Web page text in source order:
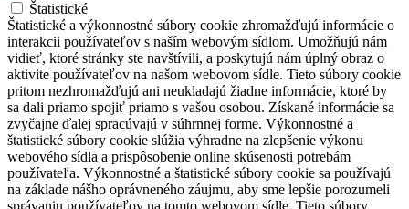
Štatistické
Štatistické a výkonnostné súbory cookie zhromažďujú informácie o
interakcii používateľov s naším webovým sídlom. Umožňujú nám
vidieť, ktoré stránky ste navštívili, a poskytujú nám úplný obraz o
aktivite používateľov na našom webovom sídle. Tieto súbory cookie
pritom nezhromažďujú ani neukladajú žiadne informácie, ktoré by
sa dali priamo spojiť priamo s vašou osobou. Získané informácie sa
zvyčajne ďalej spracúvajú v súhrnnej forme. Výkonnostné a
štatistické súbory cookie slúžia výhradne na zlepšenie výkonu
webového sídla a prispôsobenie online skúsenosti potrebám
používateľa. Výkonnostné a štatistické súbory cookie sa používajú
na základe nášho oprávneného záujmu, aby sme lepšie porozumeli
správaniu používateľov na tomto webovom sídle. Tieto súbory